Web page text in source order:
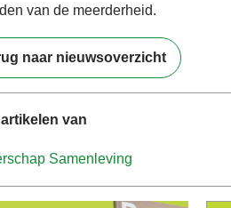
van de meerderheid.
naar nieuwsoverzicht
artikelen van
Samenleving